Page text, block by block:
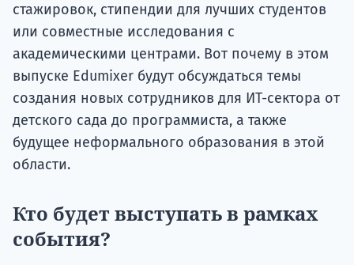
стажировок, стипендии для лучших студентов
или совместные исследования с
академическими центрами. Вот почему в этом
выпуске Edumixer будут обсуждаться темы
создания новых сотрудников для ИТ-сектора от
детского сада до программиста, а также
будущее неформального образования в этой
области.
Кто будет выступать в рамках
события?